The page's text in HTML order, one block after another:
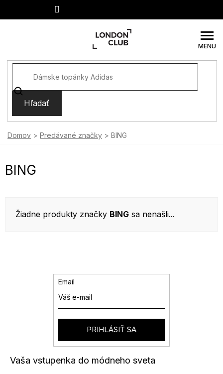
Hľadať
Domov Predávané značky BING
BING
Žiadne produkty značky BING sa nenašli...
Vaša vstupenka do módneho sveta
Email
PRIHLÁSIŤ SA